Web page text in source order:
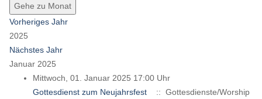
Gehe zu Monat
Vorheriges Jahr
2025
Nächstes Jahr
Januar 2025
Mittwoch, 01. Januar 2025 17:00 Uhr
Gottesdienst zum Neujahrsfest
:: Gottesdienste/Worship